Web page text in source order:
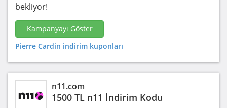
bekliyor!
Kampanyayı Göster
Pierre Cardin indirim kuponları
n11.com
1500 TL n11 İndirim Kodu